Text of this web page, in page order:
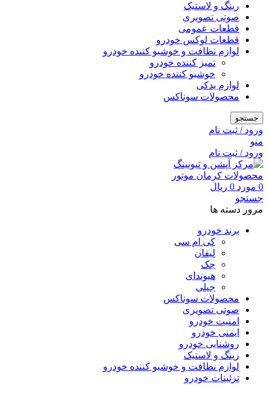
رینگ و لاستیک
صوتی تصویری
قطعات عمومی
قطعات لوکس خودرو
لوازم نظافت و خوشبو کننده خودرو
تمیز کننده خودرو
خوشبو کننده خودرو
لوازم یدکی
محصولات سوناکس
جستجو
ورود / ثبت نام
منو
ورود / ثبت نام
0 مورد 0 ریال
جستجو
مرور دسته ها
برند خودرو
کی ام سی
لیفان
جک
هیوندای
جیلی
محصولات سوناکس
صوتی تصویری
امنیت خودرو
ایمنی خودرو
روشنایی خودرو
رینگ و لاستیک
لوازم نظافت و خوشبو کننده خودرو
تزئینات خودرو